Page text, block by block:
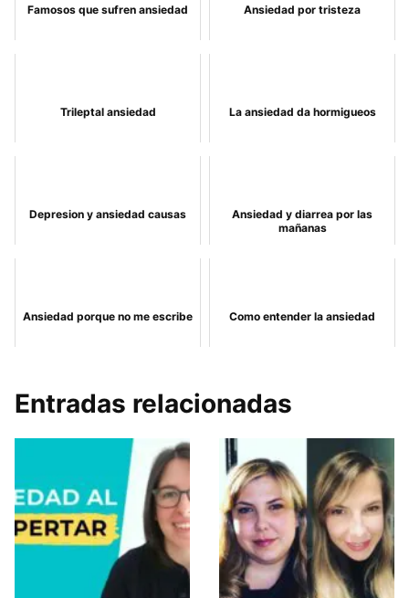
Famosos que sufren ansiedad Ansiedad por tristeza
Trileptal ansiedad La ansiedad da hormigueos
Depresion y ansiedad causas
Ansiedad y diarrea por las
mañanas
Ansiedad porque no me escribe Como entender la ansiedad
Entradas relacionadas